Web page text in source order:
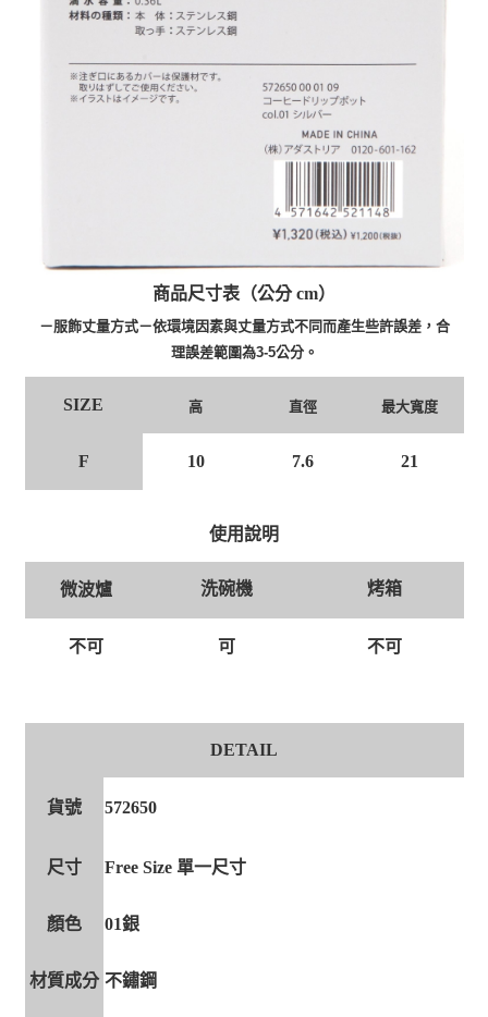
商品尺寸表（公分 cm）
－服飾丈量方式－依環境因素與丈量方式不同而產生些許誤差，合
理誤差範圍為3-5公分。
SIZE 高 直徑 最大寬度
F 10 7.6 21
使用說明
微波爐 洗碗機 烤箱
不可 可 不可
DETAIL
貨號 572650
尺寸 Free Size 單一尺寸
顏色 01銀
材質成分 不鏽鋼